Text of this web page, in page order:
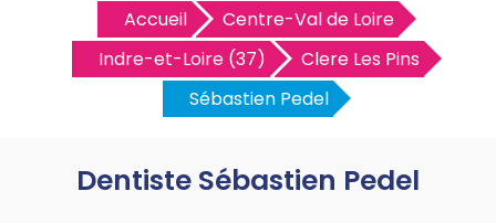
Accueil
Centre-Val de Loire
Indre-et-Loire (37)
Clere Les Pins
Sébastien Pedel
Dentiste Sébastien Pedel